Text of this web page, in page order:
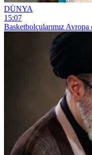
DÜNYA
15:07
Basketbolçularımız Avropa